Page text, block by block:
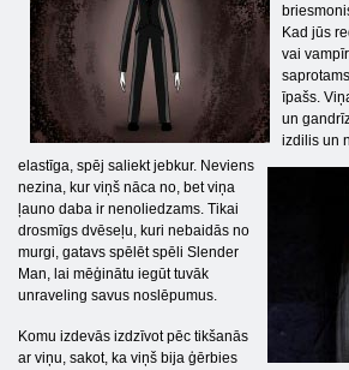
Kad jūs
vai
īpašs.
un
izdilis un
elastīga, spēj saliekt jebkur. Neviens
nezina, kur viņš nāca no, bet viņa
ļauno daba ir nenoliedzams. Tikai
drosmīgs dvēseļu, kuri nebaidās no
murgi, gatavs spēlēt spēli Slender
Man, lai mēģinātu iegūt tuvāk
unraveling savus noslēpumus.
Komu izdevās izdzīvot pēc tikšanās
ar viņu, sakot, ka viņš bija ģērbies